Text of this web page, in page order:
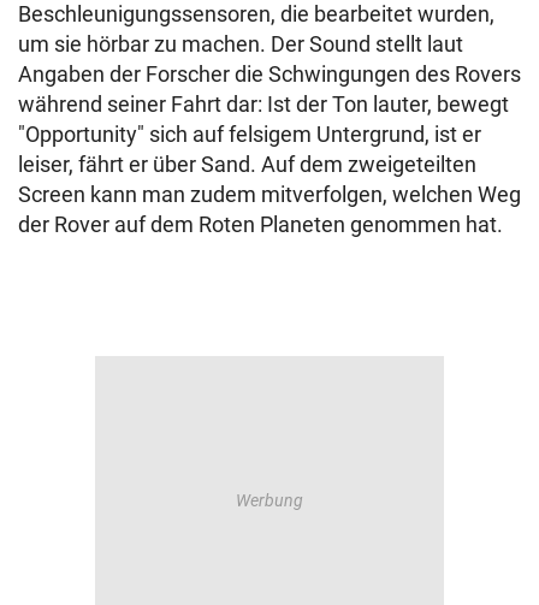
Beschleunigungssensoren, die bearbeitet wurden,
um sie hörbar zu machen. Der Sound stellt laut
Angaben der Forscher die Schwingungen des Rovers
während seiner Fahrt dar: Ist der Ton lauter, bewegt
"Opportunity" sich auf felsigem Untergrund, ist er
leiser, fährt er über Sand. Auf dem zweigeteilten
Screen kann man zudem mitverfolgen, welchen Weg
der Rover auf dem Roten Planeten genommen hat.